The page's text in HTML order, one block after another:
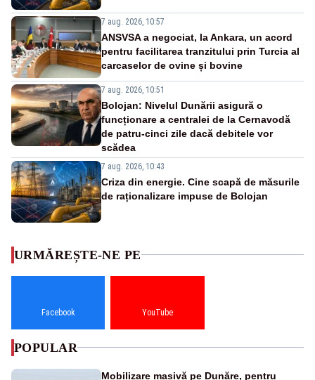
7 aug. 2026, 10:57
ANSVSA a negociat, la Ankara, un acord
pentru facilitarea tranzitului prin Turcia al
carcaselor de ovine și bovine
7 aug. 2026, 10:51
Bolojan: Nivelul Dunării asigură o
funcționare a centralei de la Cernavodă
de patru-cinci zile dacă debitele vor
scădea
7 aug. 2026, 10:43
Criza din energie. Cine scapă de măsurile
de raționalizare impuse de Bolojan
URMĂREȘTE-NE PE
Facebook YouTube
POPULAR
Mobilizare masivă pe Dunăre, pentru